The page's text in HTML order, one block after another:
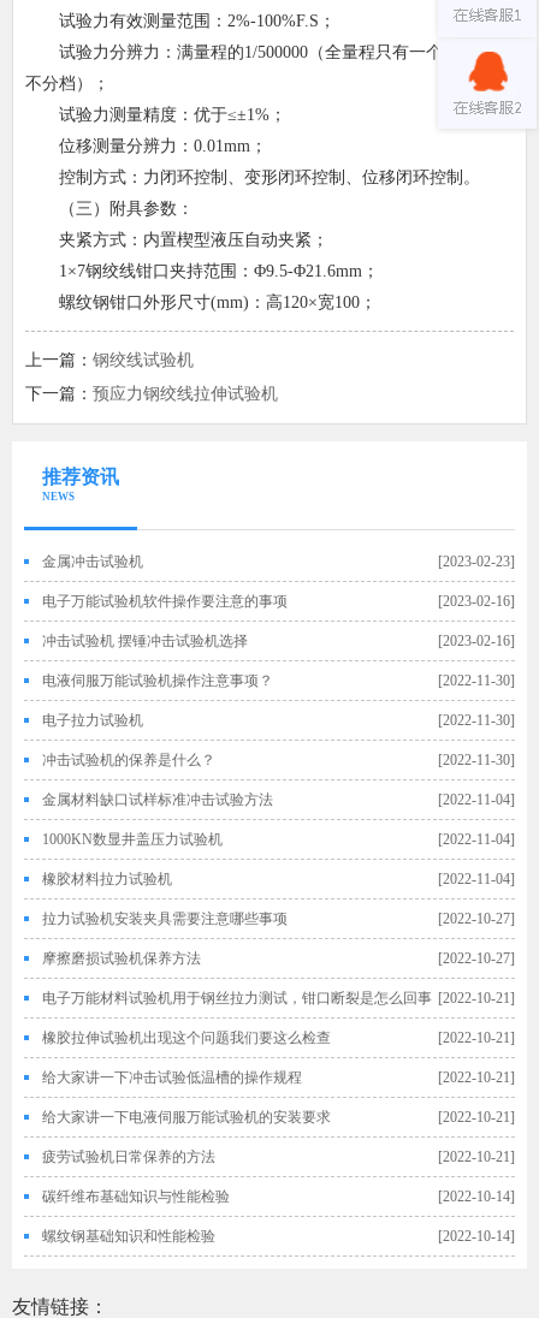
试验力有效测量范围： 2%-100%F.S ；
试验力分辨力：满量程的1/500000 （全量程只有一个分辨力，
不分档）；
试验力测量精度：优于≤±1% ；
位移测量分辨力： 0.01mm ；
控制方式：力闭环控制、变形闭环控制、位移闭环控制。
（三）附具参数：
夹紧方式：内置楔型液压自动夹紧；
1 ×7钢绞线钳口夹持范围：Φ9.5-Φ21.6mm ；
螺纹钢钳口外形尺寸(mm) ：高120×宽100 ；
上一篇： 钢绞线试验机
下一篇： 预应力钢绞线拉伸试验机
推荐资讯
NEWS
[2023-02-23]
金属冲击试验机
[2023-02-16]
电子万能试验机软件操作要注意的事项
[2023-02-16]
冲击试验机 摆锤冲击试验机选择
[2022-11-30]
电液伺服万能试验机操作注意事项？
[2022-11-30]
电子拉力试验机
[2022-11-30]
冲击试验机的保养是什么？
[2022-11-04]
金属材料缺口试样标准冲击试验方法
[2022-11-04]
1000KN数显井盖压力试验机
[2022-11-04]
橡胶材料拉力试验机
[2022-10-27]
拉力试验机安装夹具需要注意哪些事项
[2022-10-27]
摩擦磨损试验机保养方法
[2022-10-21]
电子万能材料试验机用于钢丝拉力测试，钳口断裂是怎么回事
[2022-10-21]
橡胶拉伸试验机出现这个问题我们要这么检查
[2022-10-21]
给大家讲一下冲击试验低温槽的操作规程
[2022-10-21]
给大家讲一下电液伺服万能试验机的安装要求
[2022-10-21]
疲劳试验机日常保养的方法
[2022-10-14]
碳纤维布基础知识与性能检验
[2022-10-14]
螺纹钢基础知识和性能检验
友情链接：